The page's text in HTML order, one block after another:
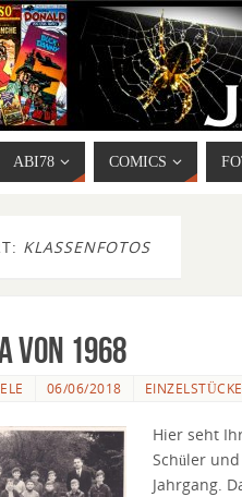
ABI78 COMICS
KLASSENFOTOS
von 1968
06/06/2018 EINZELSTÜCKE
Hier seht
Schüler
Jahrgang.